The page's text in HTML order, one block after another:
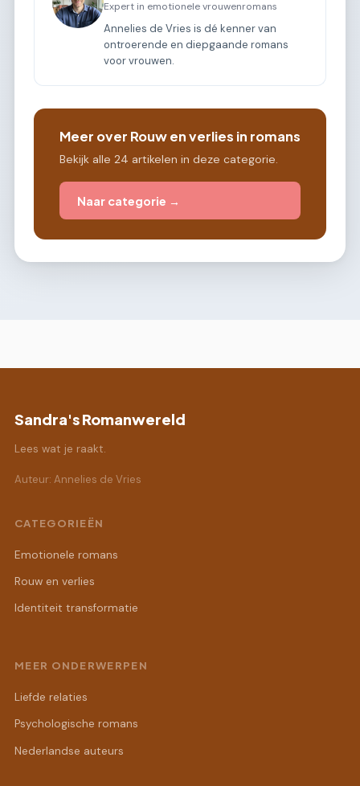
Expert in emotionele vrouwenromans
Annelies de Vries is dé kenner van
ontroerende en diepgaande romans
voor vrouwen.
Meer over Rouw en verlies in romans
Bekijk alle 24 artikelen in deze categorie.
Naar categorie →
Sandra's Romanwereld
Lees wat je raakt.
Auteur: Annelies de Vries
CATEGORIEËN
Emotionele romans
Rouw en verlies
Identiteit transformatie
MEER ONDERWERPEN
Liefde relaties
Psychologische romans
Nederlandse auteurs